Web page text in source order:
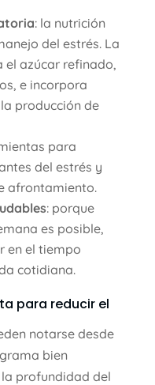
: la nutrición
del estrés. La
azúcar refinado,
e incorpora
producción de
para
del estrés y
afrontamiento.
: porque
es posible,
en el tiempo
cotidiana.
para reducir el
notarse desde
bien
profundidad del